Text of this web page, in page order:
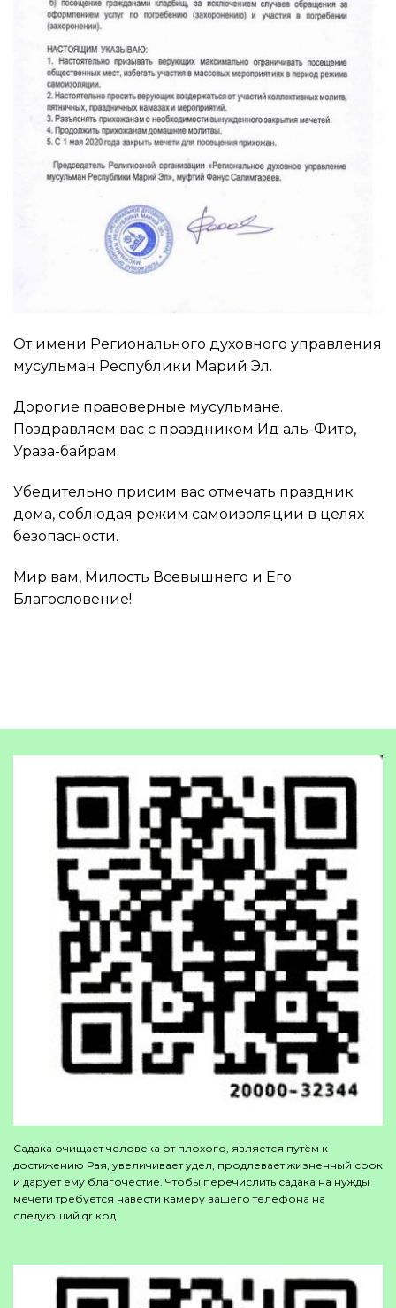
От имени Регионального духовного управления
мусульман Республики Марий Эл.
Дорогие правоверные мусульмане.
Поздравляем вас с праздником Ид аль-Фитр,
Ураза-байрам.
Убедительно присим вас отмечать праздник
дома, соблюдая режим самоизоляции в целях
безопасности.
Мир вам, Милость Всевышнего и Его
Благословение!
Садака очищает человека от плохого, является путём к
достижению Рая, увеличивает удел, продлевает жизненный срок
и дарует ему благочестие. Чтобы перечислить садака на нужды
мечети требуется навести камеру вашего телефона на
следующий qr код